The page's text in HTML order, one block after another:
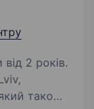
2 років.
також